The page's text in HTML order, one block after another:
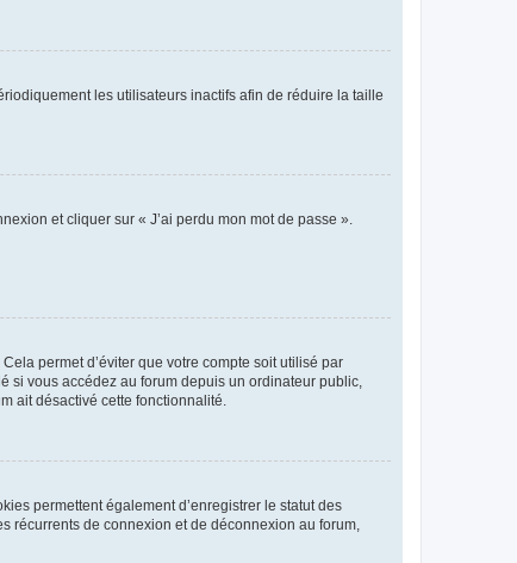
les utilisateurs inactifs afin de réduire la taille
et cliquer sur « J’ai perdu mon mot de passe ».
permet d’éviter que votre compte soit utilisé par
si vous accédez au forum depuis un ordinateur public,
ait désactivé cette fonctionnalité.
permettent également d’enregistrer le statut des
récurrents de connexion et de déconnexion au forum,